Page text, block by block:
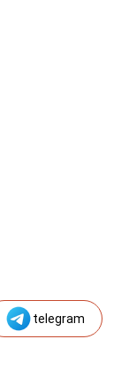
telegram